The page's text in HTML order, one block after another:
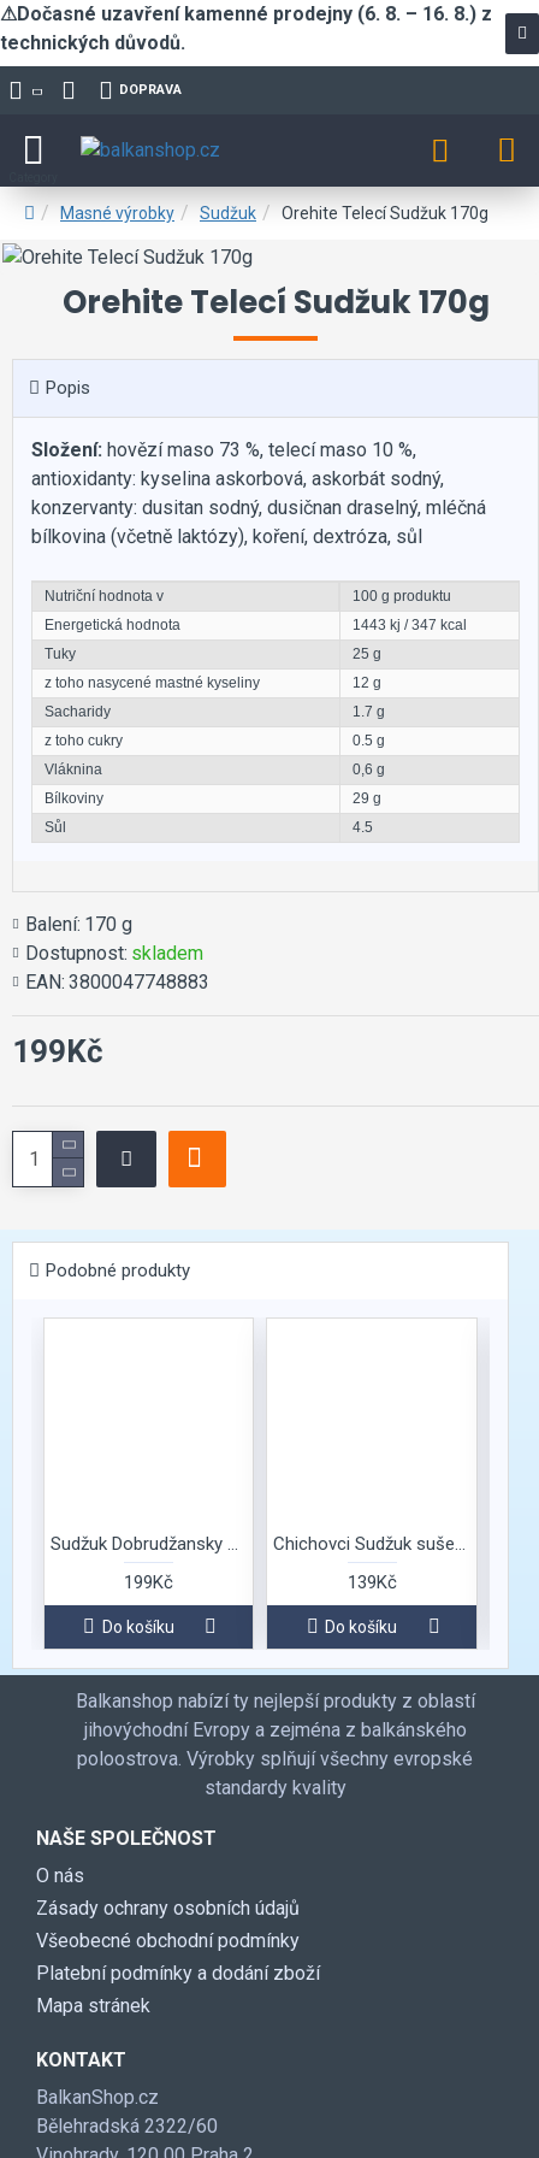
⚠Dočasné uzavření kamenné prodejny (6. 8. – 16. 8.) z
technických důvodů.
DOPRAVA
Masné výrobky Sudžuk Orehite Telecí Sudžuk 170g
Orehite Telecí Sudžuk 170g
Popis
Složení: hovězí maso 73 %, telecí maso 10 %,
antioxidanty: kyselina askorbová, askorbát sodný,
konzervanty: dusitan sodný, dusičnan draselný, mléčná
bílkovina (včetně laktózy), koření, dextróza, sůl
Nutriční hodnota v
100 g produktu
Energetická hodnota
1443 kj / 347 kcal
Tuky
25 g
z toho nasycené mastné kyseliny
12 g
Sacharidy
1.7 g
z toho cukry
0.5 g
Vláknina
0,6 g
Bílkoviny
29 g
Sůl
4.5
Balení: 170 g
Dostupnost: skladem
EAN: 3800047748883
199Kč
Podobné produkty
Sudžuk Dobrudžansky Orehite
199Kč
Do košíku
Chichovci Sudžuk sušené maso
139Kč
Do košíku
Balkanshop nabízí ty nejlepší produkty z oblastí
jihovýchodní Evropy a zejména z balkánského
poloostrova. Výrobky splňují všechny evropské
standardy kvality
NAŠE SPOLEČNOST
O nás
Zásady ochrany osobních údajů
Všeobecné obchodní podmínky
Platební podmínky a dodání zboží
Mapa stránek
KONTAKT
BalkanShop.cz
Bělehradská 2322/60